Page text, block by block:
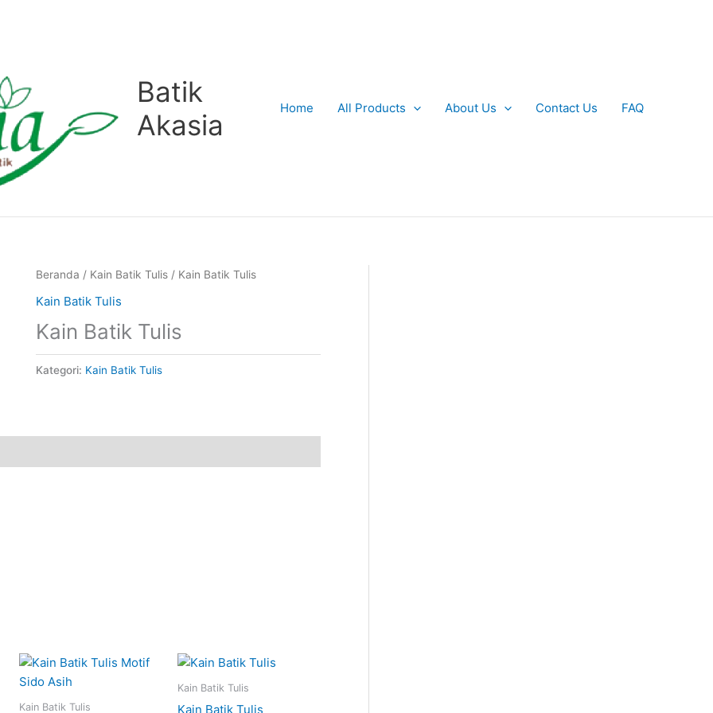
Batik
Akasia
Home All Products About Us Contact Us FAQ
Beranda / Kain Batik Tulis/ Kain Batik Tulis
Kain Batik Tulis
Kain Batik Tulis
Kategori: Kain Batik Tulis
Kain Batik Tulis
Kain Batik Tulis
Kain Batik Tulis